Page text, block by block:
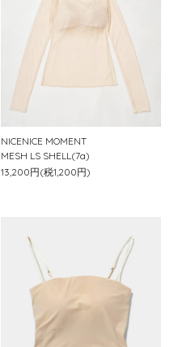
NICENICE MOMENT
MESH LS SHELL(7a)
13,200円(税1,200円)